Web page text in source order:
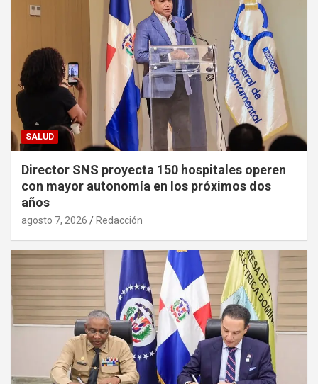
SALUD
Director SNS proyecta 150 hospitales operen
con mayor autonomía en los próximos dos
años
agosto 7, 2026 Redacción